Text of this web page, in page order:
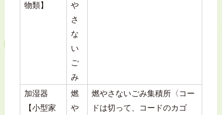
物類】
や
さ
な
い
ご
み
加湿器
【小型家
燃
や
燃やさないごみ集積所〈コー
ドは切って、コードのカゴ